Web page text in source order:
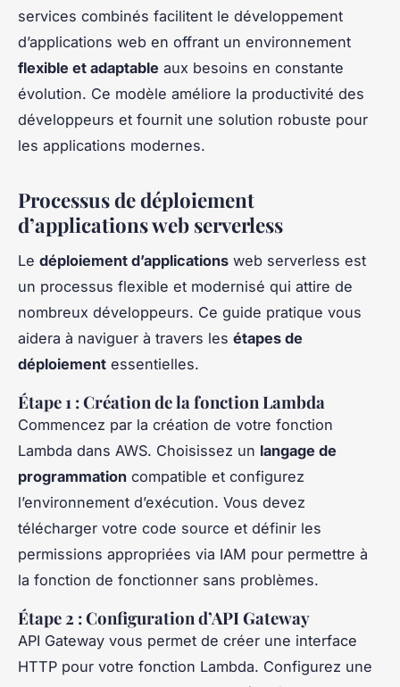
services combinés facilitent le développement
d’applications web en offrant un environnement
flexible et adaptable aux besoins en constante
évolution. Ce modèle améliore la productivité des
développeurs et fournit une solution robuste pour
les applications modernes.
Processus de déploiement
d’applications web serverless
Le déploiement d’applications web serverless est
un processus flexible et modernisé qui attire de
nombreux développeurs. Ce guide pratique vous
aidera à naviguer à travers les étapes de
déploiement essentielles.
Étape 1 : Création de la fonction Lambda
Commencez par la création de votre fonction
Lambda dans AWS. Choisissez un langage de
programmation compatible et configurez
l’environnement d’exécution. Vous devez
télécharger votre code source et définir les
permissions appropriées via IAM pour permettre à
la fonction de fonctionner sans problèmes.
Étape 2 : Configuration d’API Gateway
API Gateway vous permet de créer une interface
HTTP pour votre fonction Lambda. Configurez une